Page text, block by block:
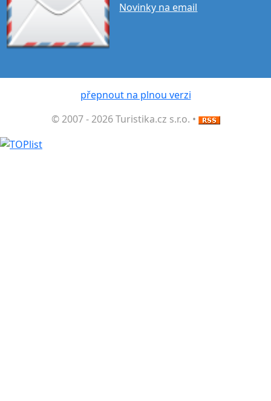
Novinky na email
přepnout na plnou verzi
© 2007 - 2026 Turistika.cz s.r.o. •